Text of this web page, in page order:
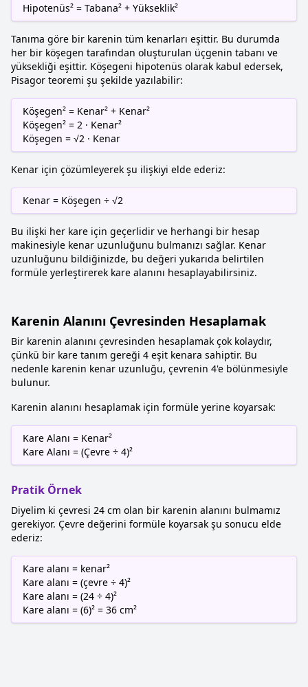
Hipotenüs² = Tabana² + Yükseklik²
Tanıma göre bir karenin tüm kenarları eşittir. Bu durumda
her bir köşegen tarafından oluşturulan üçgenin tabanı ve
yüksekliği eşittir. Köşegeni hipotenüs olarak kabul edersek,
Pisagor teoremi şu şekilde yazılabilir:
Köşegen² = Kenar² + Kenar²
Köşegen² = 2 · Kenar²
Köşegen = √2 · Kenar
Kenar için çözümleyerek şu ilişkiyi elde ederiz:
Kenar = Köşegen ÷ √2
Bu ilişki her kare için geçerlidir ve herhangi bir hesap
makinesiyle kenar uzunluğunu bulmanızı sağlar. Kenar
uzunluğunu bildiğinizde, bu değeri yukarıda belirtilen
formüle yerleştirerek kare alanını hesaplayabilirsiniz.
Karenin Alanını Çevresinden Hesaplamak
Bir karenin alanını çevresinden hesaplamak çok kolaydır,
çünkü bir kare tanım gereği 4 eşit kenara sahiptir. Bu
nedenle karenin kenar uzunluğu, çevrenin 4'e bölünmesiyle
bulunur.
Karenin alanını hesaplamak için formüle yerine koyarsak:
Kare Alanı = Kenar²
Kare Alanı = (Çevre ÷ 4)²
Pratik Örnek
Diyelim ki çevresi 24 cm olan bir karenin alanını bulmamız
gerekiyor. Çevre değerini formüle koyarsak şu sonucu elde
ederiz:
Kare alanı = kenar²
Kare alanı = (çevre ÷ 4)²
Kare alanı = (24 ÷ 4)²
Kare alanı = (6)² = 36 cm²